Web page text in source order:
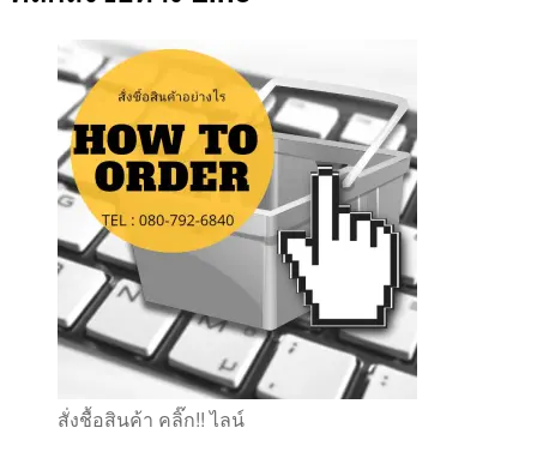
สั่งชื้อสินค้า คลิ๊ก!! ไลน์